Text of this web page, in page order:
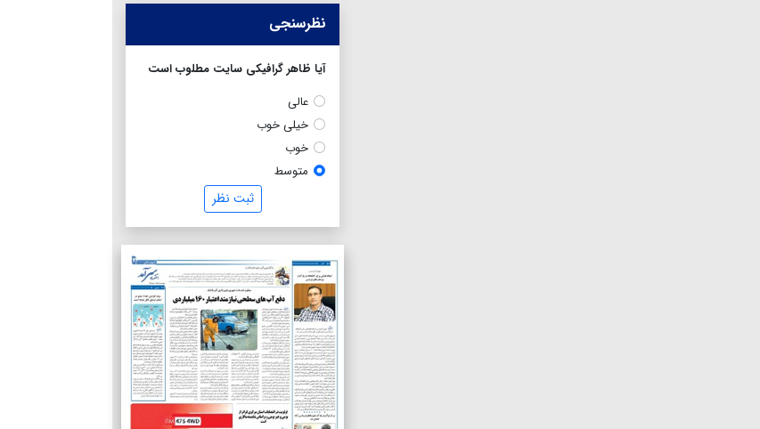
نظرسنجی
آیا ظاهر گرافیکی سایت مطلوب است
عالی
خیلی خوب
خوب
متوسط
ثبت نظر